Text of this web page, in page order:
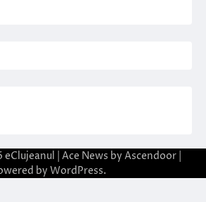
eClujeanul | Ace News by Ascendoor
by WordPress.